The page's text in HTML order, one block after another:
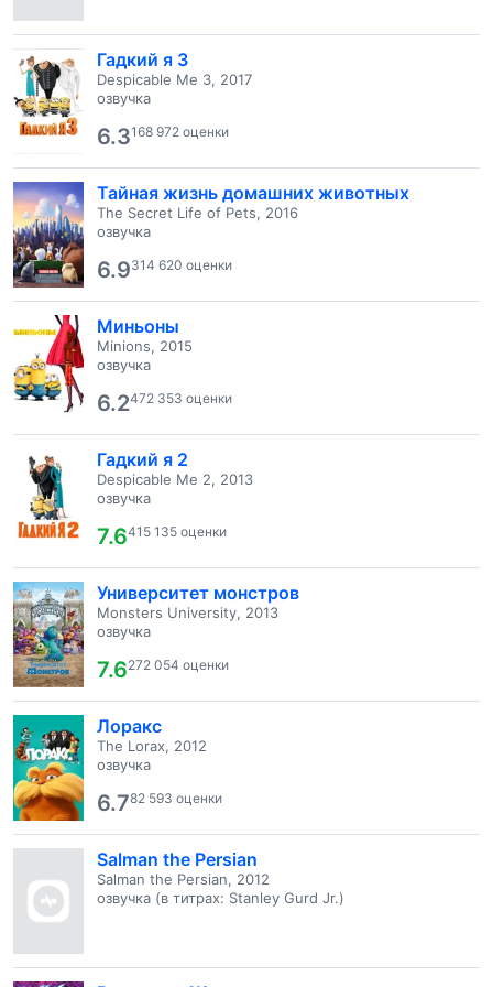
Гадкий я 3
Despicable Me 3, 2017
озвучка
6.3168 972 оценки
Тайная жизнь домашних животных
The Secret Life of Pets, 2016
озвучка
6.9314 620 оценки
Миньоны
Minions, 2015
озвучка
6.2472 353 оценки
Гадкий я 2
Despicable Me 2, 2013
озвучка
7.6415 135 оценки
Университет монстров
Monsters University, 2013
озвучка
7.6272 054 оценки
Лоракс
The Lorax, 2012
озвучка
6.782 593 оценки
Salman the Persian
Salman the Persian, 2012
озвучка (в титрах: Stanley Gurd Jr.)